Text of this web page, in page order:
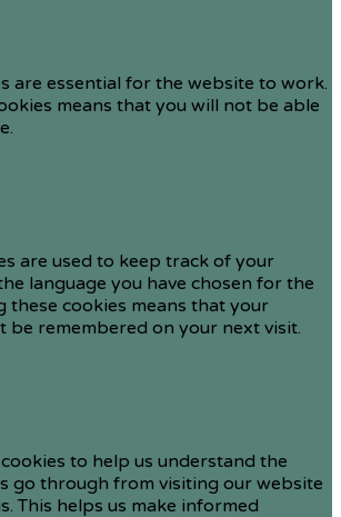
are essential for the website to work.
means that you will not be able
are used to keep track of your
language you have chosen for the
these cookies means that your
be remembered on your next visit.
to help us understand the
go through from visiting our website
This helps us make informed